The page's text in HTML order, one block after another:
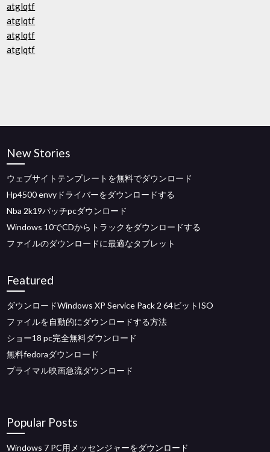
atglqtf
atglqtf
atglqtf
atglqtf
New Stories
ウェブサイトテンプレートを無料でダウンロード
Hp4500 envyドライバーをダウンロードする
Nba 2k19パッチpcダウンロード
Windows 10でCDからトラックをダウンロードする
ファイルのダウンロードに最適なタブレット
Featured
ダウンロードWindows XP Service Pack 2 64ビットISO
ファイルを自動的にダウンロードする方法
ショー18 pc完全無料ダウンロード
無料fedoraダウンロード
プライマル映画急流ダウンロード
Popular Posts
Windows 7 PC用メッセンジャーをダウンロード